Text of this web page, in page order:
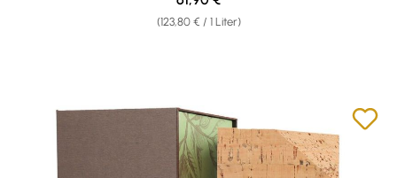
(123,80 € / 1 Liter)